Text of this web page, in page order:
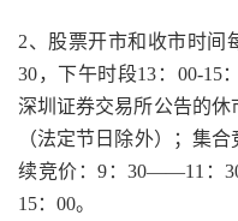
2、股票开市和收市时间
30，下午时段13：00-15
深圳证券交易所公告的休
（法定节日除外）；集
续竞价：9：30——11：
15：00。